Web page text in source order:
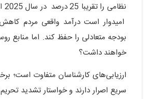
امیدوار است درآمد واقعی مردم
بودجه متعادلی را حفظ کند. اما منابع
خواهند داشت؟
ارزیابی‌های کارشناسان متفاوت است؛
سریع اصرار دارند و خواستار تشدید